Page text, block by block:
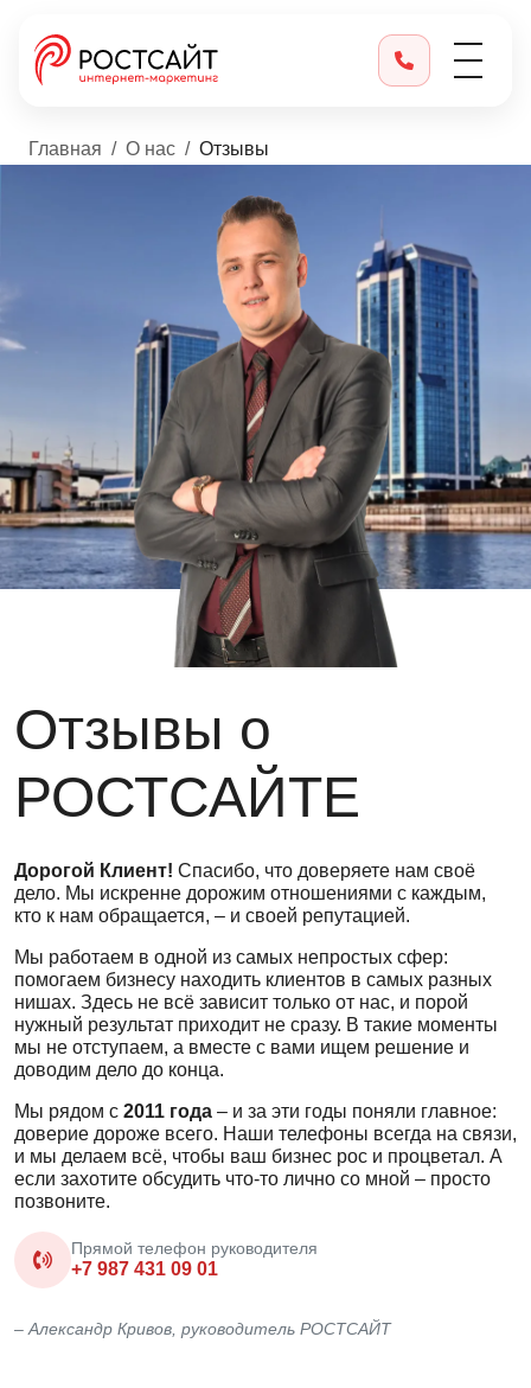
Главная О нас Отзывы
Отзывы о
РОСТСАЙТЕ
Дорогой Клиент! Спасибо, что доверяете нам своё
дело. Мы искренне дорожим отношениями с каждым,
кто к нам обращается, – и своей репутацией.
Мы работаем в одной из самых непростых сфер:
помогаем бизнесу находить клиентов в самых разных
нишах. Здесь не всё зависит только от нас, и порой
нужный результат приходит не сразу. В такие моменты
мы не отступаем, а вместе с вами ищем решение и
доводим дело до конца.
Мы рядом с 2011 года – и за эти годы поняли главное:
доверие дороже всего. Наши телефоны всегда на связи,
и мы делаем всё, чтобы ваш бизнес рос и процветал. А
если захотите обсудить что-то лично со мной – просто
позвоните.
Прямой телефон руководителя
+7 987 431 09 01
– Александр Кривов, руководитель РОСТСАЙТ